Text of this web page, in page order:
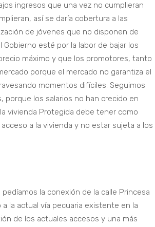
ingresos que una vez no cumplieran
así se daría cobertura a las
de jóvenes que no disponen de
esté por la labor de bajar los
máximo y que los promotores, tanto
porque el mercado no garantiza el
momentos difíciles. Seguimos
porque los salarios no han crecido en
vivienda Protegida debe tener como
a la vivienda y no estar sujeta a los
la conexión de la calle Princesa
la actual vía pecuaria existente en la
de los actuales accesos y una más